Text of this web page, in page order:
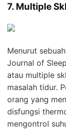
7. Multiple
Menurut
Journal of
atau multiple
masalah tidur.
orang yang
disfungsi
mengontrol